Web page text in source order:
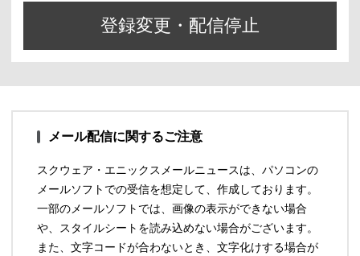
登録変更・配信停止
メール配信に関するご注意
スクウェア・エニックスメールニュースは、パソコンの
メールソフトでの受信を想定して、作成しております。
一部のメールソフトでは、画像の表示ができない場合
や、スタイルシートを読み込めない場合がございます。
また、文字コードが合わないとき、文字化けする場合が